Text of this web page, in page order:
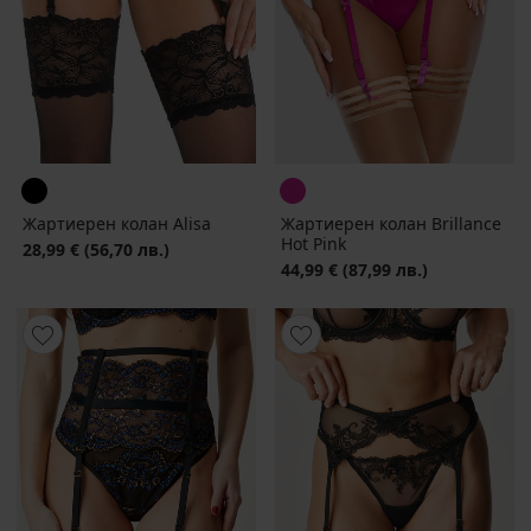
Жартиерен колан Alisa
28,99 € (56,70 лв.)
Жартиерен колан Brillance
Hot Pink
44,99 € (87,99 лв.)